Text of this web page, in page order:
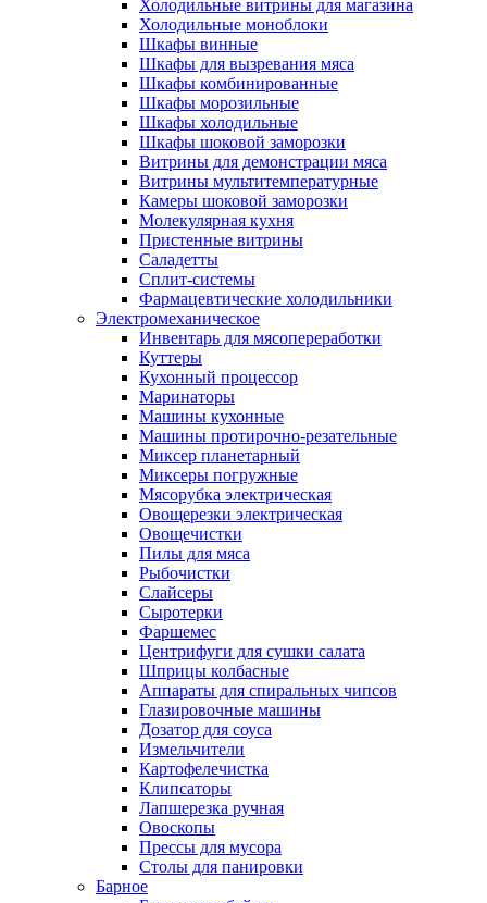
Холодильные витрины для магазина
Холодильные моноблоки
Шкафы винные
Шкафы для вызревания мяса
Шкафы комбинированные
Шкафы морозильные
Шкафы холодильные
Шкафы шоковой заморозки
Витрины для демонстрации мяса
Витрины мультитемпературные
Камеры шоковой заморозки
Молекулярная кухня
Пристенные витрины
Саладетты
Сплит-системы
Фармацевтические холодильники
Электромеханическое
Инвентарь для мясопереработки
Куттеры
Кухонный процессор
Маринаторы
Машины кухонные
Машины протирочно-резательные
Миксер планетарный
Миксеры погружные
Мясорубка электрическая
Овощерезки электрическая
Овощечистки
Пилы для мяса
Рыбочистки
Слайсеры
Сыротерки
Фаршемес
Центрифуги для сушки салата
Шприцы колбасные
Аппараты для спиральных чипсов
Глазировочные машины
Дозатор для соуса
Измельчители
Картофелечистка
Клипсаторы
Лапшерезка ручная
Овоскопы
Прессы для мусора
Столы для панировки
Барное